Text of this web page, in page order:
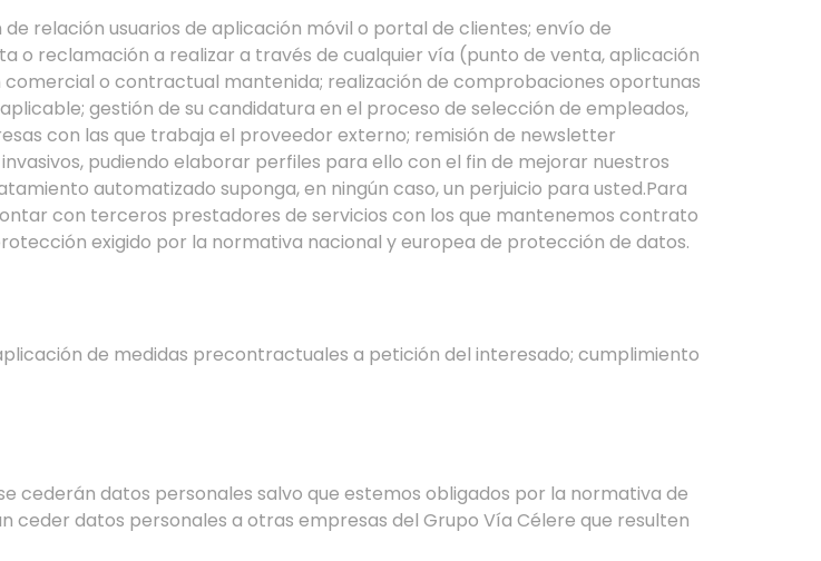
relación usuarios de aplicación móvil o portal de clientes; envío de
o reclamación a realizar a través de cualquier vía (punto de venta, aplicación
o contractual mantenida; realización de comprobaciones oportunas
gestión de su candidatura en el proceso de selección de empleados,
con las que trabaja el proveedor externo; remisión de newsletter
pudiendo elaborar perfiles para ello con el fin de mejorar nuestros
automatizado suponga, en ningún caso, un perjuicio para usted.Para
con terceros prestadores de servicios con los que mantenemos contrato
exigido por la normativa nacional y europea de protección de datos.
de medidas precontractuales a petición del interesado; cumplimiento
cederán datos personales salvo que estemos obligados por la normativa de
ceder datos personales a otras empresas del Grupo Vía Célere que resulten